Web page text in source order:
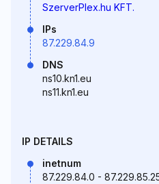
SzerverPlex.hu KFT.
IPs
87.229.84.9
DNS
ns10.kn1.eu
ns11.kn1.eu
IP DETAILS
inetnum
87.229.84.0 -